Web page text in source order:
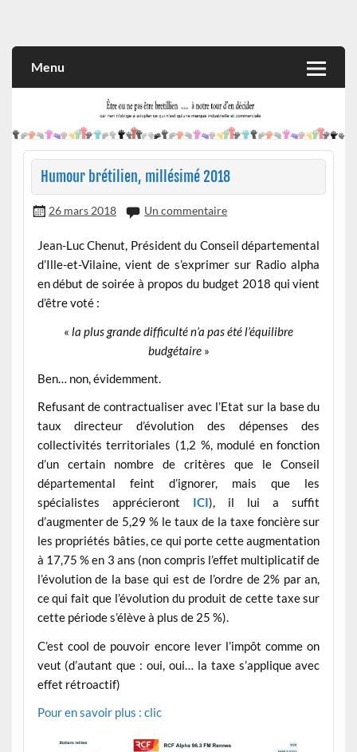
et commerciale
Menu
Humour brétilien, millésimé 2018
26 mars 2018 Un commentaire
Jean-Luc Chenut, Président du Conseil départemental
d’Ille-et-Vilaine, vient de s’exprimer sur Radio alpha
en début de soirée à propos du budget 2018 qui vient
d’être voté :
« la plus grande difficulté n’a pas été l’équilibre
budgétaire »
Ben… non, évidemment.
Refusant de contractualiser avec l’Etat sur la base du
taux directeur d’évolution des dépenses des
collectivités territoriales (1,2 %, modulé en fonction
d’un certain nombre de critères que le Conseil
départemental feint d’ignorer, mais que les
spécialistes apprécieront ICI), il lui a suffit
d’augmenter de 5,29 % le taux de la taxe foncière sur
les propriétés bâties, ce qui porte cette augmentation
à 17,75 % en 3 ans (non compris l’effet multiplicatif de
l’évolution de la base qui est de l’ordre de 2% par an,
ce qui fait que l’évolution du produit de cette taxe sur
cette période s’élève à plus de 25 %).
C’est cool de pouvoir encore lever l’impôt comme on
veut (d’autant que : oui, oui… la taxe s’applique avec
effet rétroactif)
Pour en savoir plus : clic